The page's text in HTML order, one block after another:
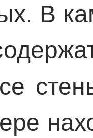
В